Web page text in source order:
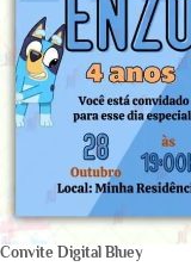
Convite Digital Bluey